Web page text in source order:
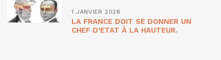
1 JANVIER 2026
LA FRANCE DOIT SE DONNER UN
CHEF D’ETAT À LA HAUTEUR.